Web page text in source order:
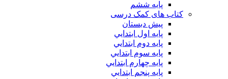
پایه ششم
کتاب های کمک درسی
پیش دبستان
پايه اول ابتدايي
پايه دوم ابتدايي
پايه سوم ابتدايي
پايه چهارم ابتدايي
پايه پنجم ابتدايي